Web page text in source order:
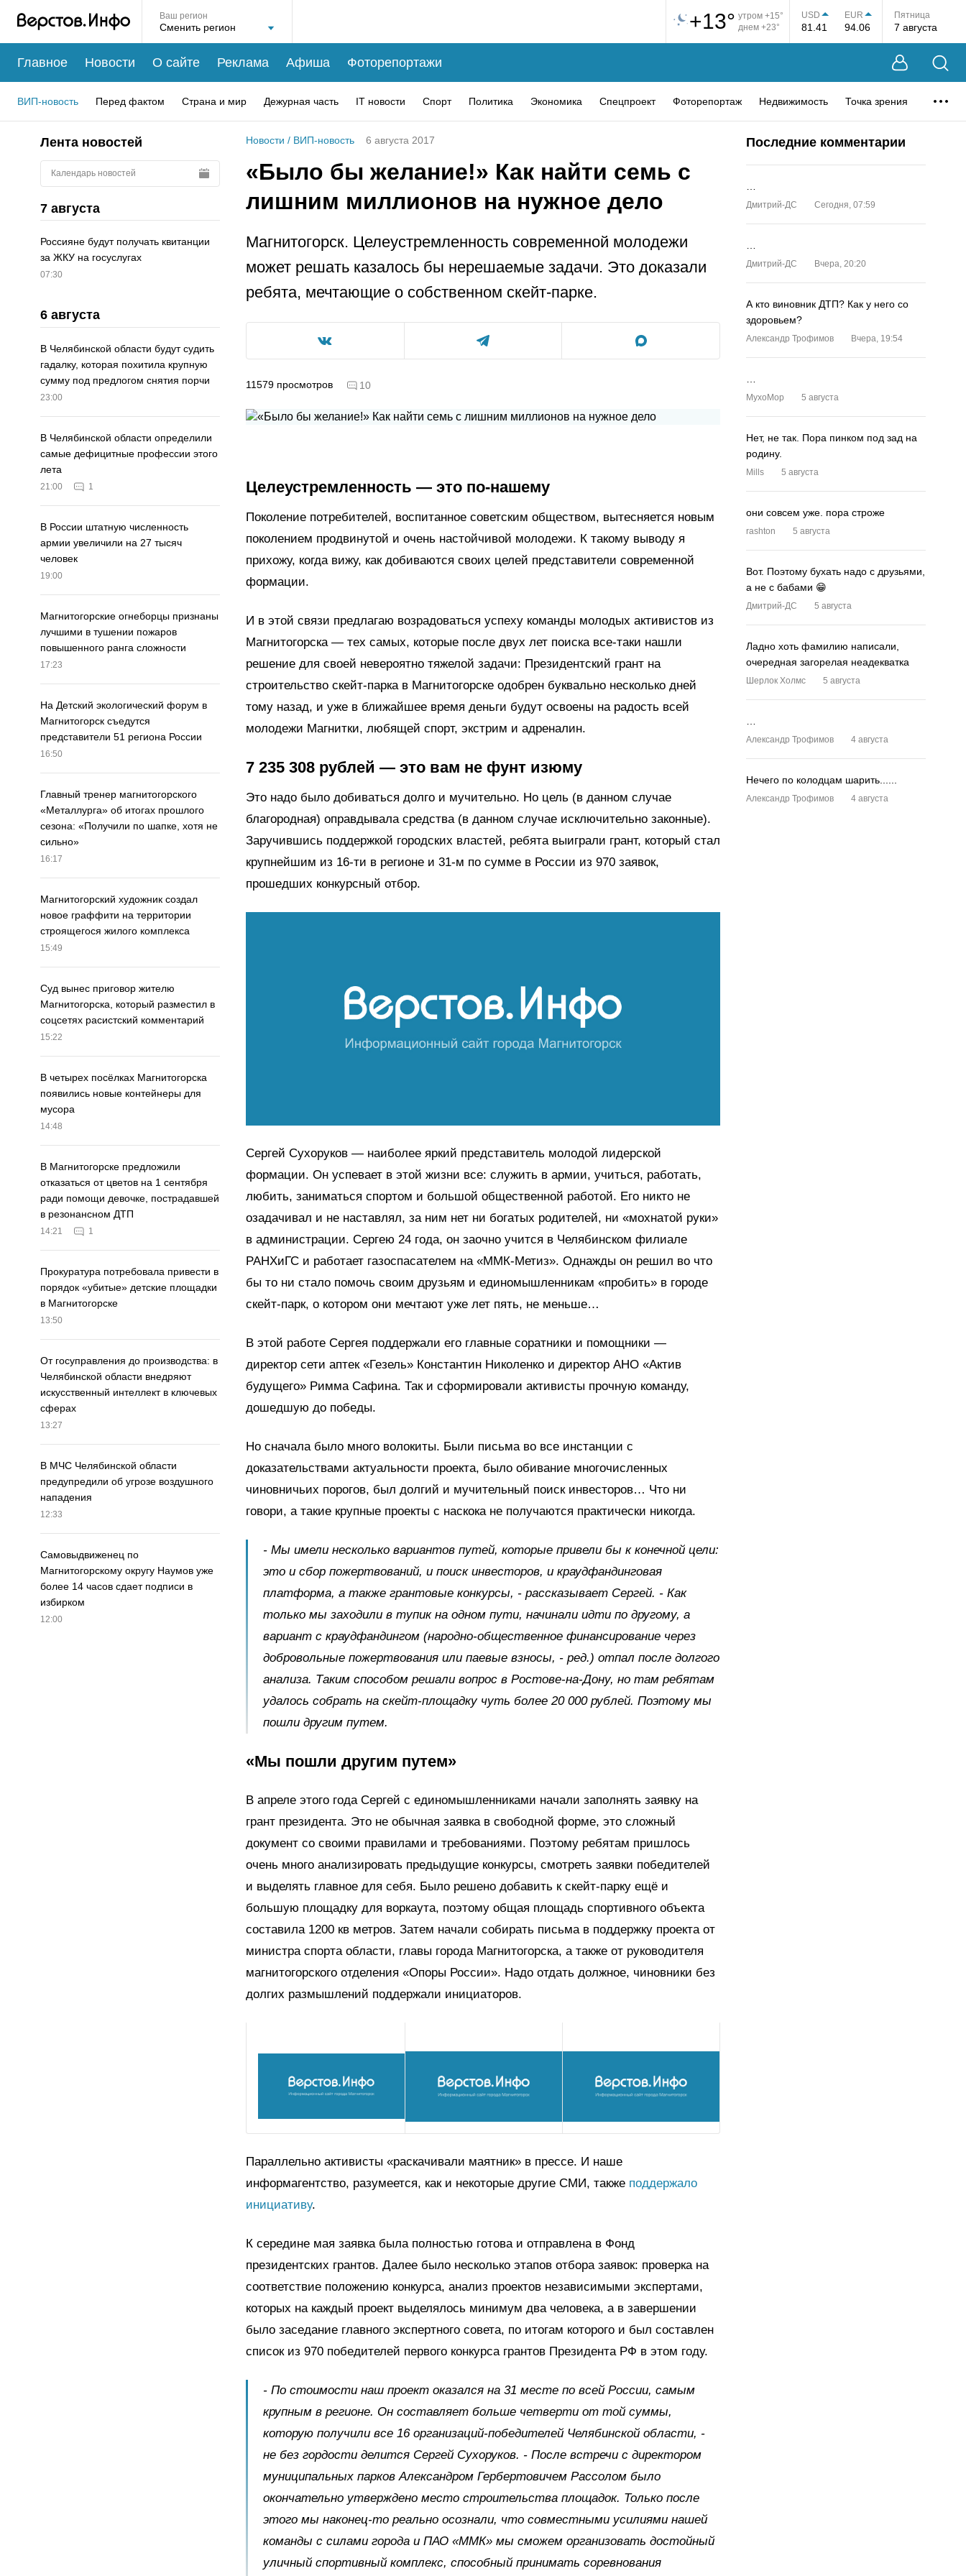
Ваш регион +13° утром +15°
днем +23°
USD
81.41
EUR
94.06
Пятница
7 августа
Главное Новости О сайте Реклама Афиша Фоторепортажи
ВИП-новость Перед фактом Страна и мир Дежурная часть IT новости Спорт Политика Экономика Спецпроект Фоторепортаж Недвижимость Точка зрения
Лента новостей
Календарь новостей
7 августа
Россияне будут получать квитанции
за ЖКУ на госуслугах
07:30
6 августа
В Челябинской области будут судить
гадалку, которая похитила крупную
сумму под предлогом снятия порчи
23:00
В Челябинской области определили
самые дефицитные профессии этого
лета
21:00 1
В России штатную численность
армии увеличили на 27 тысяч
человек
19:00
Магнитогорские огнеборцы признаны
лучшими в тушении пожаров
повышенного ранга сложности
17:23
На Детский экологический форум в
Магнитогорск съедутся
представители 51 региона России
16:50
Главный тренер магнитогорского
«Металлурга» об итогах прошлого
сезона: «Получили по шапке, хотя не
сильно»
16:17
Магнитогорский художник создал
новое граффити на территории
строящегося жилого комплекса
15:49
Суд вынес приговор жителю
Магнитогорска, который разместил в
соцсетях расистский комментарий
15:22
В четырех посёлках Магнитогорска
появились новые контейнеры для
мусора
14:48
В Магнитогорске предложили
отказаться от цветов на 1 сентября
ради помощи девочке, пострадавшей
в резонансном ДТП
14:21 1
Прокуратура потребовала привести в
порядок «убитые» детские площадки
в Магнитогорске
13:50
От госуправления до производства: в
Челябинской области внедряют
искусственный интеллект в ключевых
сферах
13:27
В МЧС Челябинской области
предупредили об угрозе воздушного
нападения
12:33
Самовыдвиженец по
Магнитогорскому округу Наумов уже
более 14 часов сдает подписи в
избирком
12:00
Новости / ВИП-новость 6 августа 2017
«Было бы желание!» Как найти семь с
лишним миллионов на нужное дело
Магнитогорск. Целеустремленность современной молодежи
может решать казалось бы нерешаемые задачи. Это доказали
ребята, мечтающие о собственном скейт-парке.
11579 просмотров 10
Целеустремленность — это по-нашему
Поколение потребителей, воспитанное советским обществом, вытесняется новым
поколением продвинутой и очень настойчивой молодежи. К такому выводу я
прихожу, когда вижу, как добиваются своих целей представители современной
формации.
И в этой связи предлагаю возрадоваться успеху команды молодых активистов из
Магнитогорска — тех самых, которые после двух лет поиска все-таки нашли
решение для своей невероятно тяжелой задачи: Президентский грант на
строительство скейт-парка в Магнитогорске одобрен буквально несколько дней
тому назад, и уже в ближайшее время деньги будут освоены на радость всей
молодежи Магнитки, любящей спорт, экстрим и адреналин.
7 235 308 рублей — это вам не фунт изюму
Это надо было добиваться долго и мучительно. Но цель (в данном случае
благородная) оправдывала средства (в данном случае исключительно законные).
Заручившись поддержкой городских властей, ребята выиграли грант, который стал
крупнейшим из 16-ти в регионе и 31-м по сумме в России из 970 заявок,
прошедших конкурсный отбор.
Сергей Сухоруков — наиболее яркий представитель молодой лидерской
формации. Он успевает в этой жизни все: служить в армии, учиться, работать,
любить, заниматься спортом и большой общественной работой. Его никто не
озадачивал и не наставлял, за ним нет ни богатых родителей, ни «мохнатой руки»
в администрации. Сергею 24 года, он заочно учится в Челябинском филиале
РАНХиГС и работает газоспасателем на «ММК-Метиз». Однажды он решил во что
бы то ни стало помочь своим друзьям и единомышленникам «пробить» в городе
скейт-парк, о котором они мечтают уже лет пять, не меньше…
В этой работе Сергея поддержали его главные соратники и помощники —
директор сети аптек «Гезель» Константин Николенко и директор АНО «Актив
будущего» Римма Сафина. Так и сформировали активисты прочную команду,
дошедшую до победы.
Но сначала было много волокиты. Были письма во все инстанции с
доказательствами актуальности проекта, было обивание многочисленных
чиновничьих порогов, был долгий и мучительный поиск инвесторов… Что ни
говори, а такие крупные проекты с наскока не получаются практически никогда.
- Мы имели несколько вариантов путей, которые привели бы к конечной цели:
это и сбор пожертвований, и поиск инвесторов, и краудфандинговая
платформа, а также грантовые конкурсы, - рассказывает Сергей. - Как
только мы заходили в тупик на одном пути, начинали идти по другому, а
вариант с краудфандингом (народно-общественное финансирование через
добровольные пожертвования или паевые взносы, - ред.) отпал после долгого
анализа. Таким способом решали вопрос в Ростове-на-Дону, но там ребятам
удалось собрать на скейт-площадку чуть более 20 000 рублей. Поэтому мы
пошли другим путем.
«Мы пошли другим путем»
В апреле этого года Сергей с единомышленниками начали заполнять заявку на
грант президента. Это не обычная заявка в свободной форме, это сложный
документ со своими правилами и требованиями. Поэтому ребятам пришлось
очень много анализировать предыдущие конкурсы, смотреть заявки победителей
и выделять главное для себя. Было решено добавить к скейт-парку ещё и
большую площадку для воркаута, поэтому общая площадь спортивного объекта
составила 1200 кв метров. Затем начали собирать письма в поддержку проекта от
министра спорта области, главы города Магнитогорска, а также от руководителя
магнитогорского отделения «Опоры России». Надо отдать должное, чиновники без
долгих размышлений поддержали инициаторов.
Параллельно активисты «раскачивали маятник» в прессе. И наше
информагентство, разумеется, как и некоторые другие СМИ, также поддержало
инициативу.
К середине мая заявка была полностью готова и отправлена в Фонд
президентских грантов. Далее было несколько этапов отбора заявок: проверка на
соответствие положению конкурса, анализ проектов независимыми экспертами,
которых на каждый проект выделялось минимум два человека, а в завершении
было заседание главного экспертного совета, по итогам которого и был составлен
список из 970 победителей первого конкурса грантов Президента РФ в этом году.
- По стоимости наш проект оказался на 31 месте по всей России, самым
крупным в регионе. Он составляет больше четверти от той суммы,
которую получили все 16 организаций-победителей Челябинской области, -
не без гордости делится Сергей Сухоруков. - После встречи с директором
муниципальных парков Александром Гербертовичем Рассолом было
окончательно утверждено место строительства площадок. Только после
этого мы наконец-то реально осознали, что совместными усилиями нашей
команды с силами города и ПАО «ММК» мы сможем организовать достойный
уличный спортивный комплекс, способный принимать соревнования
Последние комментарии
Дмитрий-ДС Сегодня, 07:59
Дмитрий-ДС Вчера, 20:20
А кто виновник ДТП? Как у него со
здоровьем?
Александр Трофимов Вчера, 19:54
MyxoMop 5 августа
Нет, не так. Пора пинком под зад на
родину.
Mills 5 августа
они совсем уже. пора строже
rashton 5 августа
Вот. Поэтому бухать надо с друзьями,
а не с бабами 😁
Дмитрий-ДС 5 августа
Ладно хоть фамилию написали,
очередная загорелая неадекватка
Шерлок Холмс 5 августа
Александр Трофимов 4 августа
Нечего по колодцам шарить......
Александр Трофимов 4 августа